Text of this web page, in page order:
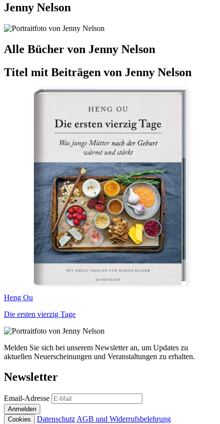
Jenny Nelson
Alle Bücher von Jenny Nelson
Titel mit Beiträgen von Jenny Nelson
Heng Ou
Die ersten vierzig Tage
Melden Sie sich bei unserem Newsletter an, um Updates zu
aktuellen Neuerscheinungen und Veranstaltungen zu erhalten.
Newsletter
Email-Adresse
Anmelden
Cookies
Datenschutz AGB und Widerrufsbelehrung